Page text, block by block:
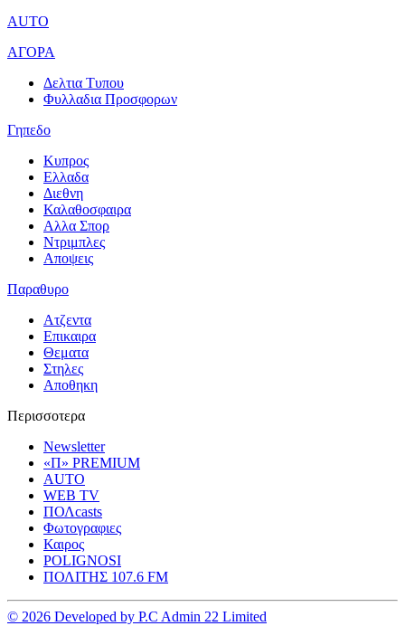
AUTO
ΑΓΟΡΑ
Δελτια Τυπου
Φυλλαδια Προσφορων
Γηπεδο
Κυπρος
Ελλαδα
Διεθνη
Καλαθοσφαιρα
Αλλα Σπορ
Ντριμπλες
Αποψεις
Παραθυρο
Ατζεντα
Επικαιρα
Θεματα
Στηλες
Αποθηκη
Περισσοτερα
Newsletter
«Π» PREMIUM
AUTO
WEB TV
ΠΟΛcasts
Φωτογραφιες
Καιρος
POLIGNOSI
ΠΟΛΙΤΗΣ 107.6 FM
© 2026 Developed by P.C Admin 22 Limited